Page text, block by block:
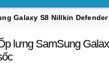
Phụ Kiện Vivo Phụ
Phụ Kiện Nokia Phụ
Galaxy S8 Nillkin
lưng SamSung